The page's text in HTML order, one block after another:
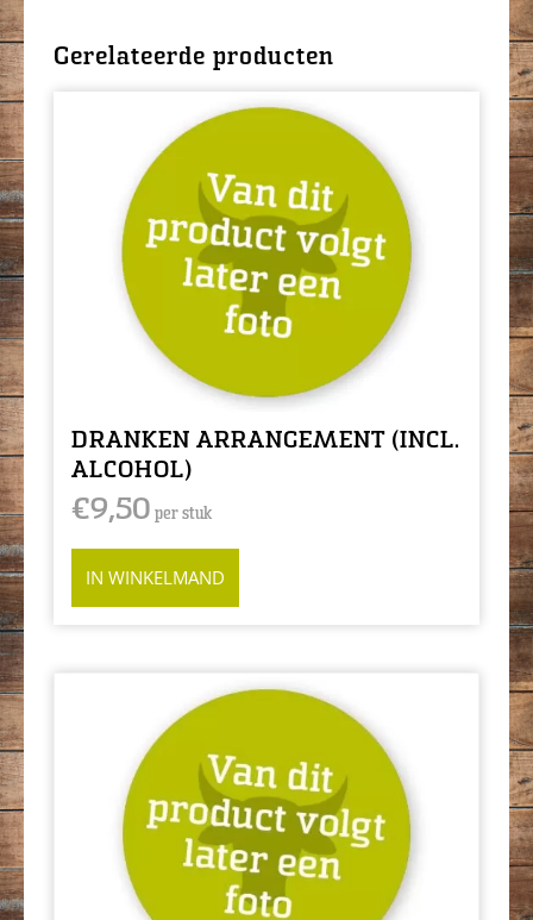
Gerelateerde producten
DRANKEN ARRANGEMENT (INCL.
ALCOHOL)
€9,50 per stuk
IN WINKELMAND